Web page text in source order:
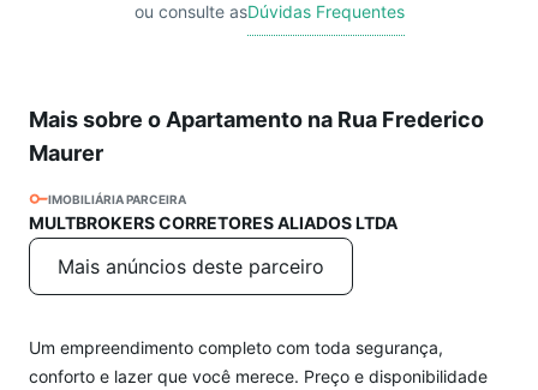
ou consulte asDúvidas Frequentes
Mais sobre o Apartamento na Rua Frederico
Maurer
IMOBILIÁRIA PARCEIRA
MULTBROKERS CORRETORES ALIADOS LTDA
Mais anúncios deste parceiro
Um empreendimento completo com toda segurança,
conforto e lazer que você merece. Preço e disponibilidade